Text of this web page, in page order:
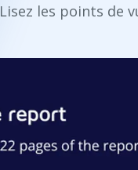
Lisez les points de